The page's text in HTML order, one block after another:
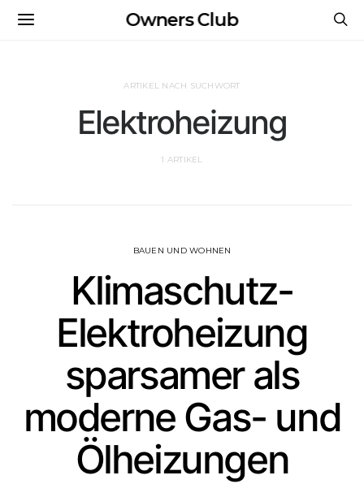
Owners Club
ARTIKEL NACH SUCHWORT
Elektroheizung
1 ARTIKEL
BAUEN UND WOHNEN
Klimaschutz-
Elektroheizung
sparsamer als
moderne Gas- und
Ölheizungen